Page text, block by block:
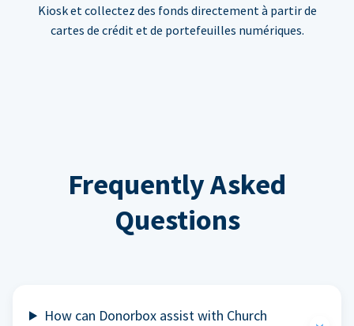
Kiosk et collectez des fonds directement à partir de
cartes de crédit et de portefeuilles numériques.
Frequently Asked
Questions
How can Donorbox assist with Church